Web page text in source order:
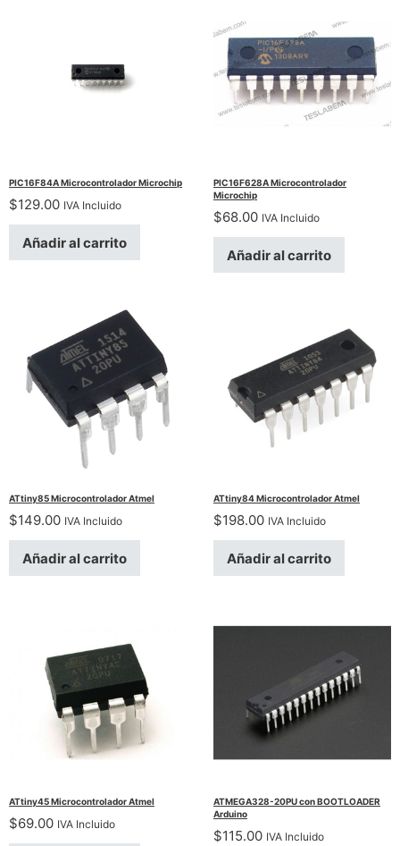
PIC16F84A Microcontrolador Microchip
$129.00 IVA Incluido
Añadir al carrito
PIC16F628A Microcontrolador
Microchip
$68.00 IVA Incluido
Añadir al carrito
ATtiny85 Microcontrolador Atmel
$149.00 IVA Incluido
Añadir al carrito
ATtiny84 Microcontrolador Atmel
$198.00 IVA Incluido
Añadir al carrito
ATtiny45 Microcontrolador Atmel
$69.00 IVA Incluido
ATMEGA328-20PU con BOOTLOADER
Arduino
$115.00 IVA Incluido